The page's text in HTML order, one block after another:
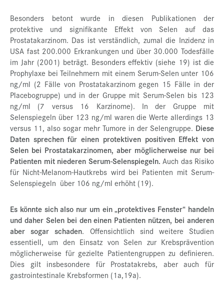
Besonders betont wurde in diesen Publikationen der
protektive und signifikante Effekt von Selen auf das
Prostatakarzinom. Das ist verständlich, zumal die Inzidenz in
USA fast 200.000 Erkrankungen und über 30.000 Todesfälle
im Jahr (2001) beträgt. Besonders effektiv (siehe 19) ist die
Prophylaxe bei Teilnehmern mit einem Serum-Selen unter 106
ng/ml (2 Fälle von Prostatakarzinom gegen 15 Fälle in der
Placebogruppe) und in der Gruppe mit Serum-Selen bis 123
ng/ml (7 versus 16 Karzinome). In der Gruppe mit
Selenspiegeln über 123 ng/ml waren die Werte allerdings 13
versus 11, also sogar mehr Tumore in der Selengruppe. Diese
Daten sprechen für einen protektiven positiven Effekt von
Selen bei Prostatakarzinomen, aber möglicherweise nur bei
Patienten mit niederen Serum-Selenspiegeln. Auch das Risiko
für Nicht-Melanom-Hautkrebs wird bei Patienten mit Serum-
Selenspiegeln über 106 ng/ml erhöht (19).
Es könnte sich also nur um ein „protektives Fenster“ handeln
und daher Selen bei den einen Patienten nützen, bei anderen
aber sogar schaden. Offensichtlich sind weitere Studien
essentiell, um den Einsatz von Selen zur Krebsprävention
möglicherweise für gezielte Patientengruppen zu definieren.
Dies gilt insbesondere für Prostatakrebs, aber auch für
gastrointestinale Krebsformen (1a,19a).